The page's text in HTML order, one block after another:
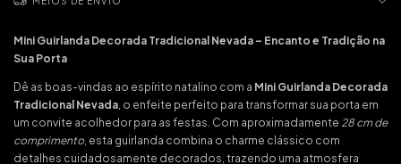
Mini Guirlanda Decorada Tradicional Nevada – Encanto e Tradição na
Sua Porta
Dê as boas-vindas ao espírito natalino com a Mini Guirlanda Decorada
Tradicional Nevada, o enfeite perfeito para transformar sua porta em
um convite acolhedor para as festas. Com aproximadamente 28 cm de
comprimento, esta guirlanda combina o charme clássico com
detalhes cuidadosamente decorados, trazendo uma atmosfera